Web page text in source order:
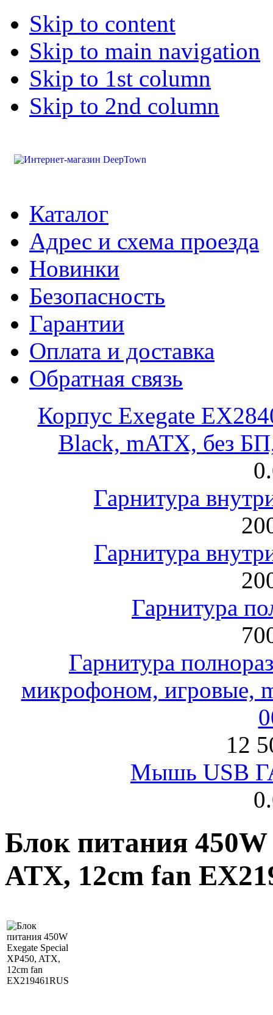
Skip to content
Skip to main navigation
Skip to 1st column
Skip to 2nd column
Каталог
Адрес и схема проезда
Новинки
Безопасность
Гарантии
Оплата и доставка
Обратная связь
Корпус Exegate
Black, mATX, без
Гарнитура
Гарнитура
Гарнитура
Гарнитура
микрофоном, игровые,
12
Мышь USB
Блок питания 450W
ATX, 12cm fan